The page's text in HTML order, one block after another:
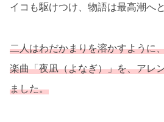
イコも駆けつけ、物語は最高潮へ
二人はわだかまりを溶かすように
楽曲「夜凪（よなぎ）」を、アレ
ました。